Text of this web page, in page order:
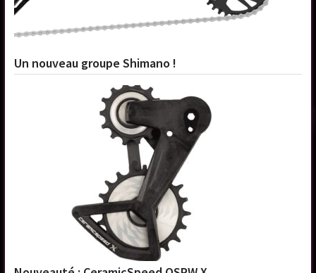
Un nouveau groupe Shimano !